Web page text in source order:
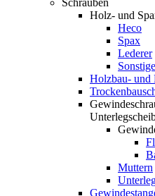
Schrauben
Holz- und
Heco
Spax
Lederer
Sonstige
Holzbau- und
Muttern